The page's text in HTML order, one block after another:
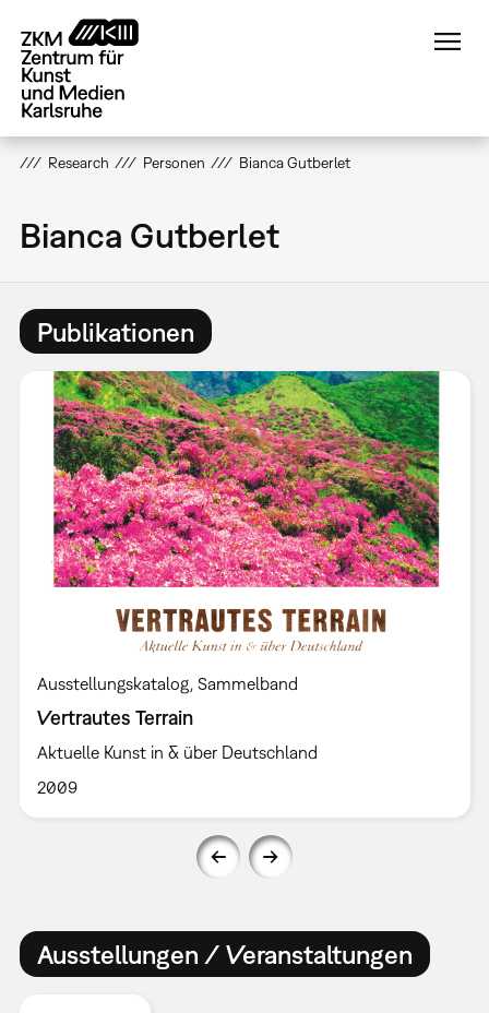
zum
Inhalt
Research Personen Bianca Gutberlet
Bianca Gutberlet
Publikationen
Ausstellungskatalog Sammelband
Vertrautes Terrain
Aktuelle Kunst in & über Deutschland
2009
Ausstellungen / Veranstaltungen